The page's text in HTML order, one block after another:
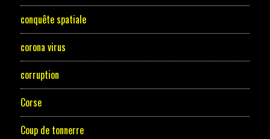
conquête spatiale
corona virus
corruption
Corse
Coup de tonnerre